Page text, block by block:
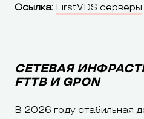
Ссылка: FirstVDS серверы.
СЕТЕВАЯ
FTTB И GPON
В 2026 году стабильная